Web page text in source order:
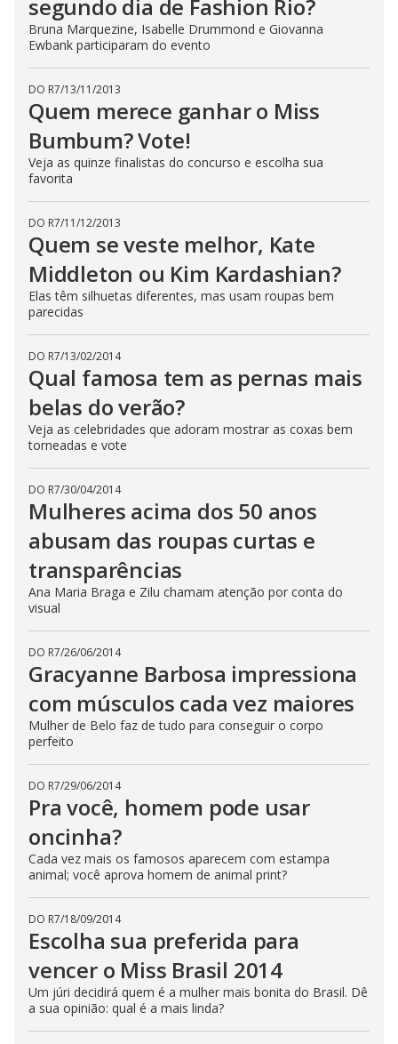
segundo dia de Fashion Rio?
Bruna Marquezine, Isabelle Drummond e Giovanna
Ewbank participaram do evento
DO R7/13/11/2013
Quem merece ganhar o Miss
Bumbum? Vote!
Veja as quinze finalistas do concurso e escolha sua
favorita
DO R7/11/12/2013
Quem se veste melhor, Kate
Middleton ou Kim Kardashian?
Elas têm silhuetas diferentes, mas usam roupas bem
parecidas
DO R7/13/02/2014
Qual famosa tem as pernas mais
belas do verão?
Veja as celebridades que adoram mostrar as coxas bem
torneadas e vote
DO R7/30/04/2014
Mulheres acima dos 50 anos
abusam das roupas curtas e
transparências
Ana Maria Braga e Zilu chamam atenção por conta do
visual
DO R7/26/06/2014
Gracyanne Barbosa impressiona
com músculos cada vez maiores
Mulher de Belo faz de tudo para conseguir o corpo
perfeito
DO R7/29/06/2014
Pra você, homem pode usar
oncinha?
Cada vez mais os famosos aparecem com estampa
animal; você aprova homem de animal print?
DO R7/18/09/2014
Escolha sua preferida para
vencer o Miss Brasil 2014
Um júri decidirá quem é a mulher mais bonita do Brasil. Dê
a sua opinião: qual é a mais linda?